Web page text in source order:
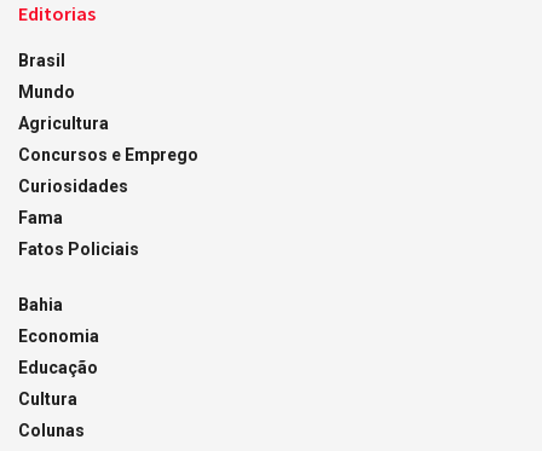
Editorias
Brasil
Mundo
Agricultura
Concursos e Emprego
Curiosidades
Fama
Fatos Policiais
Bahia
Economia
Educação
Cultura
Colunas